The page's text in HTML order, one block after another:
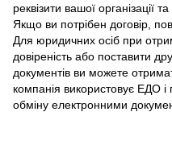
реквізити вашої організації
Якщо ви потрібен договір,
Для юридичних осіб при
довіреність або поставити
документів ви можете
компанія використовує ЕДО
обміну електронними